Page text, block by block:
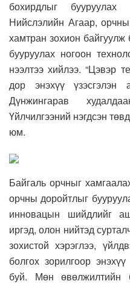
бохирдлыг
Нийслэлийн Агаар,
хамтран зохион
бууруулах ногоон
нээлтээ хийлээ. “Цэвэр
дор энэхүү
Дүнжингарав
Үйлчилгээний нэгдсэн
юм.
Байгаль орчныг
орчны доройтлыг
инновацын шийдлийг
иргэд, олон нийтэд
зохистой хэрэглээ,
болгох зорилгоор
буй. Мөн өвөлжилтийн